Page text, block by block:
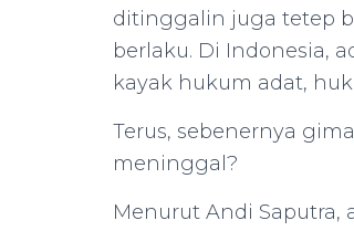
ditinggalin juga tetep
berlaku. Di Indonesia,
kayak hukum adat,
Terus, sebenernya
meninggal?
Menurut Andi